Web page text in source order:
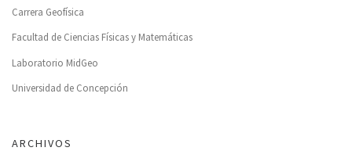
Carrera Geofísica
Facultad de Ciencias Físicas y Matemáticas
Laboratorio MidGeo
Universidad de Concepción
ARCHIVOS